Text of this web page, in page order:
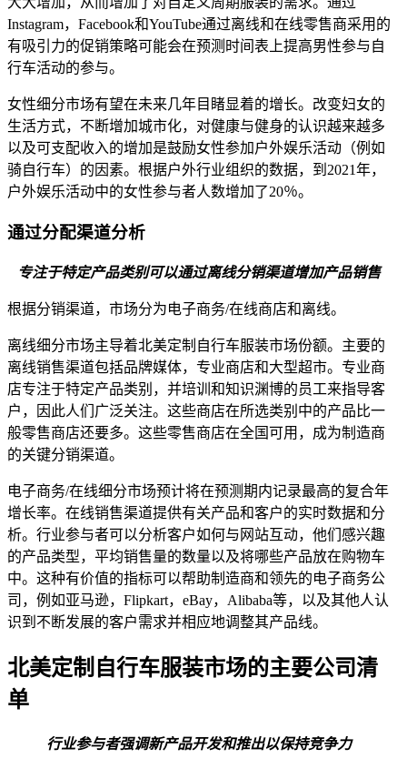
Instagram，Facebook和YouTube通过离线和在线零售商采用的
有吸引力的促销策略可能会在预测时间表上提高男性参与自
行车活动的参与。
女性细分市场有望在未来几年目睹显着的增长。改变妇女的
生活方式，不断增加城市化，对健康与健身的认识越来越多
以及可支配收入的增加是鼓励女性参加户外娱乐活动（例如
骑自行车）的因素。根据户外行业组织的数据，到2021年，
户外娱乐活动中的女性参与者人数增加了20％。
通过分配渠道分析
专注于特定产品类别可以通过离线分销渠道增加产品销售
根据分销渠道，市场分为电子商务/在线商店和离线。
离线细分市场主导着北美定制自行车服装市场份额。主要的
离线销售渠道包括品牌媒体，专业商店和大型超市。专业商
店专注于特定产品类别，并培训和知识渊博的员工来指导客
户，因此人们广泛关注。这些商店在所选类别中的产品比一
般零售商店还要多。这些零售商店在全国可用，成为制造商
的关键分销渠道。
电子商务/在线细分市场预计将在预测期内记录最高的复合年
增长率。在线销售渠道提供有关产品和客户的实时数据和分
析。行业参与者可以分析客户如何与网站互动，他们感兴趣
的产品类型，平均销售量的数量以及将哪些产品放在购物车
中。这种有价值的指标可以帮助制造商和领先的电子商务公
司，例如亚马逊，Flipkart，eBay，Alibaba等，以及其他人认
识到不断发展的客户需求并相应地调整其产品线。
北美定制自行车服装市场的主要公司清
单
行业参与者强调新产品开发和推出以保持竞争力